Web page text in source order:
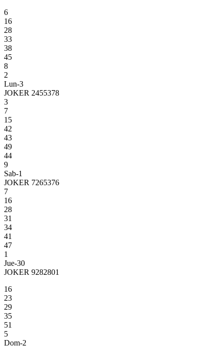
6
16
28
33
38
45
8
2
Lun-3
JOKER 2455378
3
7
15
42
43
49
44
9
Sab-1
JOKER 7265376
7
16
28
31
34
41
47
1
Jue-30
JOKER 9282801
16
23
29
35
51
5
Dom-2